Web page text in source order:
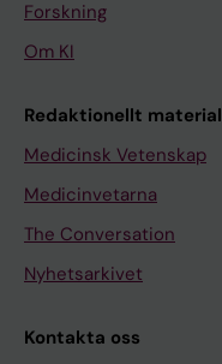
Forskning
Om KI
Redaktionellt material
Medicinsk Vetenskap
Medicinvetarna
The Conversation
Nyhetsarkivet
Kontakta oss